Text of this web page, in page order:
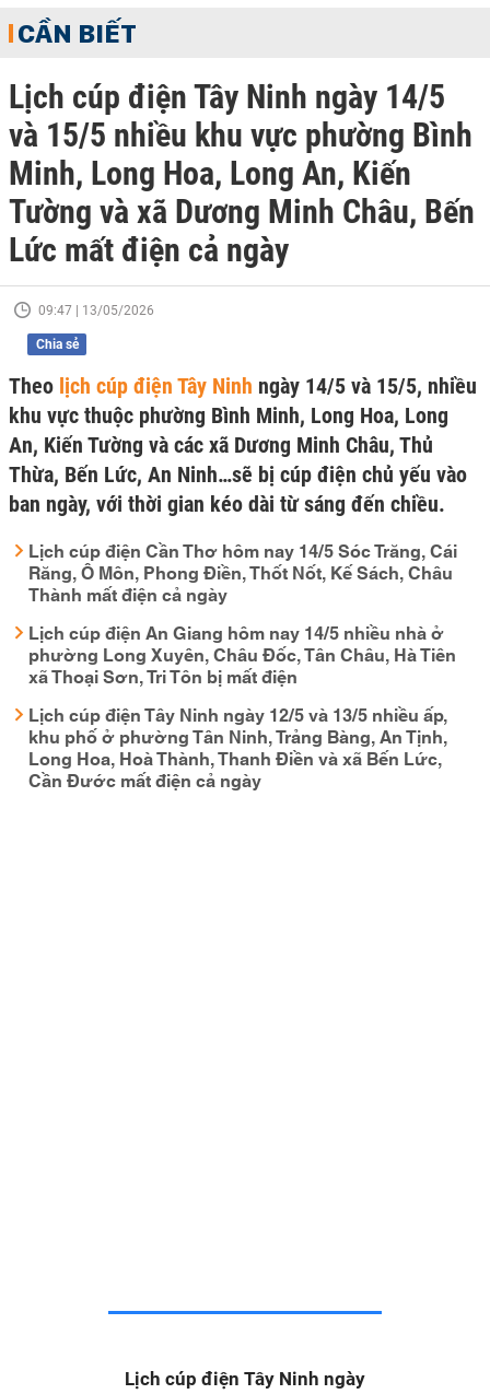
CẦN BIẾT
Lịch cúp điện Tây Ninh ngày 14/5
và 15/5 nhiều khu vực phường Bình
Minh, Long Hoa, Long An, Kiến
Tường và xã Dương Minh Châu, Bến
Lức mất điện cả ngày
09:47 | 13/05/2026
Chia sẻ
Theo lịch cúp điện Tây Ninh ngày 14/5 và 15/5, nhiều
khu vực thuộc phường Bình Minh, Long Hoa, Long
An, Kiến Tường và các xã Dương Minh Châu, Thủ
Thừa, Bến Lức, An Ninh…sẽ bị cúp điện chủ yếu vào
ban ngày, với thời gian kéo dài từ sáng đến chiều.
Lịch cúp điện Cần Thơ hôm nay 14/5 Sóc Trăng, Cái
Răng, Ô Môn, Phong Điền, Thốt Nốt, Kế Sách, Châu
Thành mất điện cả ngày
Lịch cúp điện An Giang hôm nay 14/5 nhiều nhà ở
phường Long Xuyên, Châu Đốc, Tân Châu, Hà Tiên
xã Thoại Sơn, Tri Tôn bị mất điện
Lịch cúp điện Tây Ninh ngày 12/5 và 13/5 nhiều ấp,
khu phố ở phường Tân Ninh, Trảng Bàng, An Tịnh,
Long Hoa, Hoà Thành, Thanh Điền và xã Bến Lức,
Cần Đước mất điện cả ngày
Lịch cúp điện Tây Ninh ngày